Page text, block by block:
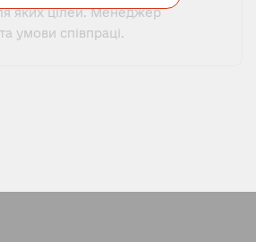
яких цілей. Менеджер
умови співпраці.